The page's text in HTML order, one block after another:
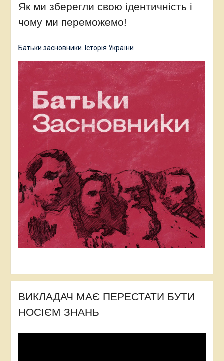
Як ми зберегли свою ідентичність і
чому ми переможемо!
Батьки засновники. Історія України
ВИКЛАДАЧ МАЄ ПЕРЕСТАТИ БУТИ
НОСІЄМ ЗНАНЬ